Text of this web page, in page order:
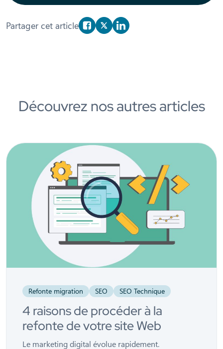
Partager cet article Partager sur Facebook
Partager sur X/Twitter
Partager sur Linkedin
Découvrez nos autres articles
Refonte migration SEO SEO Technique
4 raisons de procéder à la
refonte de votre site Web
Le marketing digital évolue rapidement.